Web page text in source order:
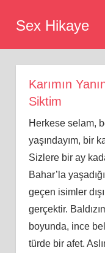
Sex Hikaye
Karımın
Siktim
Herkese selam,
yaşındayım, bir
Sizlere bir ay
Bahar’la
geçen isimler
gerçektir.
boyunda, ince
türde bir afet.